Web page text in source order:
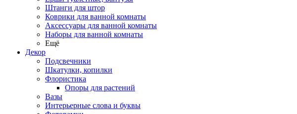
Штанги для штор
Коврики для ванной комнаты
Аксессуары для ванной комнаты
Наборы для ванной комнаты
Ещё
Декор
Подсвечники
Шкатулки, копилки
Флористика
Опоры для растений
Вазы
Интерьерные слова и буквы